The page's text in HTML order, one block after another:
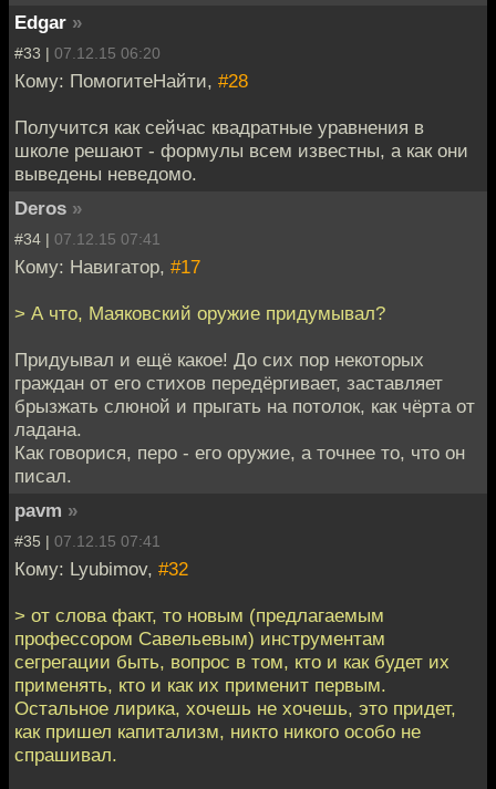
Edgar »
#33 | 07.12.15 06:20
Кому: ПомогитеНайти, #28
Получится как сейчас квадратные уравнения в
школе решают - формулы всем известны, а как они
выведены неведомо.
Deros »
#34 | 07.12.15 07:41
Кому: Навигатор, #17
> А что, Маяковский оружие придумывал?
Придуывал и ещё какое! До сих пор некоторых
граждан от его стихов передёргивает, заставляет
брызжать слюной и прыгать на потолок, как чёрта от
ладана.
Как говорися, перо - его оружие, а точнее то, что он
писал.
pavm »
#35 | 07.12.15 07:41
Кому: Lyubimov, #32
> от слова факт, то новым (предлагаемым
профессором Савельевым) инструментам
сегрегации быть, вопрос в том, кто и как будет их
применять, кто и как их применит первым.
Остальное лирика, хочешь не хочешь, это придет,
как пришел капитализм, никто никого особо не
спрашивал.